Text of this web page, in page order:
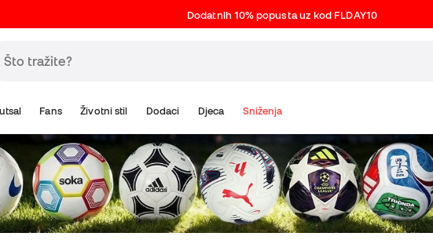
Dodatnih 10% popusta uz kod FLDAY10
Fans Životni stil Dodaci Djeca Sniženja